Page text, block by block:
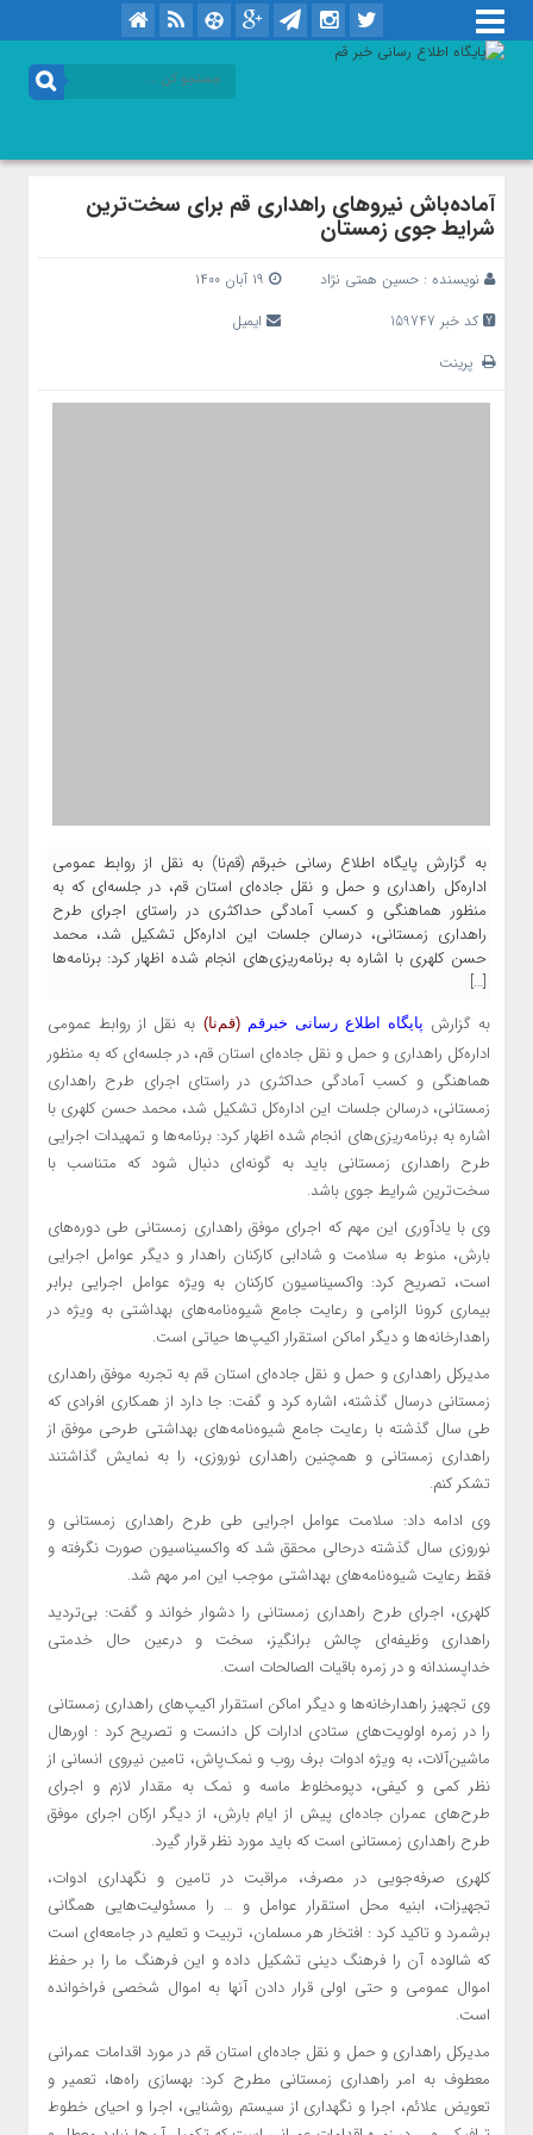
آماده‌باش نیروهای راهداری قم برای سخت‌ترین
شرایط جوی زمستان
نویسنده : حسین همتی نژاد
کد خبر 159747
ایمیل
پرینت
به گزارش پایگاه اطلاع رسانی خبرقم (قم‌نا) به نقل از روابط عمومی
اداره‌کل راهداری و حمل و نقل جاده‌ای استان قم، در جلسه‌ای که به
منظور هماهنگی و کسب آمادگی حداکثری در راستای اجرای طرح
راهداری زمستانی، درسالن جلسات این اداره‌کل تشکیل شد، محمد
حسن کلهری با اشاره به برنامه‌ریزی‌های انجام شده اظهار کرد: برنامه‌ها
[…]
به گزارش پایگاه اطلاع رسانی خبرقم (قم‌نا)
به نقل از روابط عمومی
اداره‌کل راهداری و حمل و نقل جاده‌ای استان قم، در جلسه‌ای که به منظور
هماهنگی و کسب آمادگی حداکثری در راستای اجرای طرح راهداری
زمستانی،درسالن جلسات این اداره‌کل تشکیل شد، محمد حسن کلهری با
اشاره به برنامه‌ریزی‌های انجام شده اظهار کرد: برنامه‌ها و تمهیدات اجرایی
طرح راهداری زمستانی باید به گونه‌ای دنبال شود که متناسب با
سخت‌ترین شرایط جوی باشد.
وی با یادآوری این مهم که اجرای موفق راهداری زمستانی طی دوره‌های
بارش، منوط به سلامت و شادابی کارکنان راهدار و دیگر عوامل اجرایی
است، تصریح کرد: واکسیناسیون کارکنان به ویژه عوامل اجرایی برابر
بیماریکرونا الزامی و رعایت جامع شیوه‌نامه‌های بهداشتی به ویژه در
راهدارخانه‌ها و دیگر اماکن استقرار اکیپ‌ها حیاتی است.
مدیرکل راهداری و حمل و نقل جاده‌ای استان قم به تجربه موفق راهداری
زمستانی درسال گذشته، اشاره کرد و گفت: جا دارد از همکاری افرادی که
طی سال گذشته با رعایت جامع شیوه‌نامه‌های بهداشتی طرحی موفق از
راهداری زمستانی و همچنین راهداری نوروزی، را به نمایش گذاشتند
تشکر کنم.
وی ادامه داد: سلامت عوامل اجرایی طی طرح راهداری زمستانی و
نوروزی سال گذشته درحالی محقق شد که واکسیناسیون صورت نگرفته و
فقط رعایت شیوه‌نامه‌های بهداشتی موجب این امر مهم شد.
کلهری، اجرای طرح راهداری زمستانی را دشوار خواند و گفت: بی‌تردید
راهداری وظیفه‌ای چالش برانگیز، سخت و درعین حال خدمتی
خداپسندانه و در زمره باقیات الصالحات است.
وی تجهیز راهدارخانه‌ها و دیگر اماکن استقرار اکیپ‌های راهداری زمستانی
را در زمره اولویت‌های ستادی ادارات کل دانست و تصریح کرد : اورهال
ماشین‌آلات، به ویژه ادوات برف روب و نمک‌پاش، تامین نیروی انسانی از
نظر کمی و کیفی،دپومخلوط ماسه و نمک به مقدار لازم و اجرای
طرح‌های عمران جاده‌ای پیش از ایام بارش، از دیگر ارکان اجرای موفق
طرح راهداری زمستانی است که باید مورد نظر قرار گیرد.
کلهری صرفه‌جویی در مصرف، مراقبت در تامین و نگهداری ادوات،
تجهیزات، ابنیه محل استقرار عوامل و … را مسئولیت‌هایی همگانی
برشمرد و تاکید کرد : افتخار هر مسلمان، تربیت و تعلیم در جامعه‌ای است
که شالوده آن را فرهنگ دینی تشکیل داده و این فرهنگ ما را بر حفظ
اموال عمومی و حتی اولی قرار دادن آنها به اموال شخصی فراخوانده
است.
مدیرکل راهداری و حمل و نقل جاده‌ای استان قم در مورد اقدامات عمرانی
معطوف به امر راهداری زمستانی مطرح کرد: بهسازی راه‌ها، تعمیر و
تعویض علائم، اجرا و نگهداری از سیستم روشنایی، اجرا و احیای خطوط